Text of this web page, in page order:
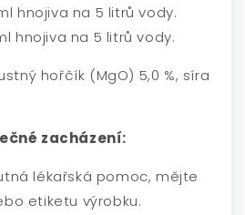
hnojiva na 5 litrů vody.
hnojiva na 5 litrů vody.
hořčík (MgO) 5,0 %, síra
zacházení:
lékařská pomoc, mějte
etiketu výrobku.